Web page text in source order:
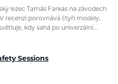
lezec Tamás Farkas na závodech
recenzi porovnává čtyři modely,
kdy sahá po univerzální…
Sessions